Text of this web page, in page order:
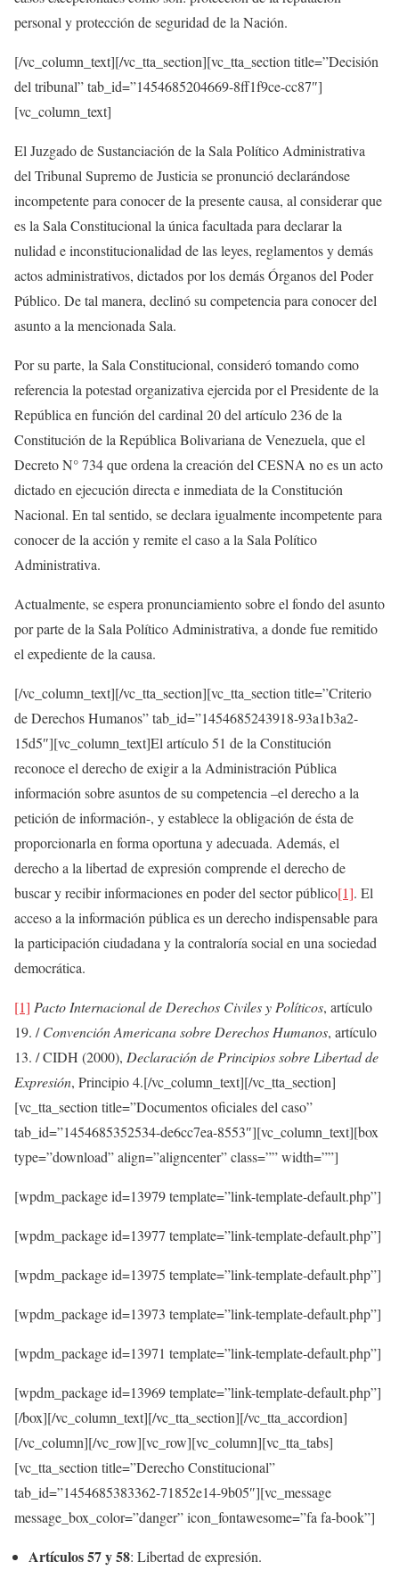
personal y protección de seguridad de la Nación.
[/vc_column_text][/vc_tta_section][vc_tta_section title=”Decisión
del tribunal” tab_id=”1454685204669-8ff1f9ce-cc87″]
[vc_column_text]
El Juzgado de Sustanciación de la Sala Político Administrativa
del Tribunal Supremo de Justicia se pronunció declarándose
incompetente para conocer de la presente causa, al considerar que
es la Sala Constitucional la única facultada para declarar la
nulidad e inconstitucionalidad de las leyes, reglamentos y demás
actos administrativos, dictados por los demás Órganos del Poder
Público. De tal manera, declinó su competencia para conocer del
asunto a la mencionada Sala.
Por su parte, la Sala Constitucional, consideró tomando como
referencia la potestad organizativa ejercida por el Presidente de la
República en función del cardinal 20 del artículo 236 de la
Constitución de la República Bolivariana de Venezuela, que el
Decreto N° 734 que ordena la creación del CESNA no es un acto
dictado en ejecución directa e inmediata de la Constitución
Nacional. En tal sentido, se declara igualmente incompetente para
conocer de la acción y remite el caso a la Sala Político
Administrativa.
Actualmente, se espera pronunciamiento sobre el fondo del asunto
por parte de la Sala Político Administrativa, a donde fue remitido
el expediente de la causa.
[/vc_column_text][/vc_tta_section][vc_tta_section title=”Criterio
de Derechos Humanos” tab_id=”1454685243918-93a1b3a2-
15d5″][vc_column_text]El artículo 51 de la Constitución
reconoce el derecho de exigir a la Administración Pública
información sobre asuntos de su competencia –el derecho a la
petición de información-, y establece la obligación de ésta de
proporcionarla en forma oportuna y adecuada. Además, el
derecho a la libertad de expresión comprende el derecho de
buscar y recibir informaciones en poder del sector público[1]. El
acceso a la información pública es un derecho indispensable para
la participación ciudadana y la contraloría social en una sociedad
democrática.
[1] Pacto Internacional de Derechos Civiles y Políticos, artículo
19. /Convención Americana sobre Derechos Humanos, artículo
13. / CIDH (2000), Declaración de Principios sobre Libertad de
Expresión, Principio 4.[/vc_column_text][/vc_tta_section]
[vc_tta_section title=”Documentos oficiales del caso”
tab_id=”1454685352534-de6cc7ea-8553″][vc_column_text][box
type=”download” align=”aligncenter” class=”” width=””]
[wpdm_package id=13979 template=”link-template-default.php”]
[wpdm_package id=13977 template=”link-template-default.php”]
[wpdm_package id=13975 template=”link-template-default.php”]
[wpdm_package id=13973 template=”link-template-default.php”]
[wpdm_package id=13971 template=”link-template-default.php”]
[wpdm_package id=13969 template=”link-template-default.php”]
[/box][/vc_column_text][/vc_tta_section][/vc_tta_accordion]
[/vc_column][/vc_row][vc_row][vc_column][vc_tta_tabs]
[vc_tta_section title=”Derecho Constitucional”
tab_id=”1454685383362-71852e14-9b05″][vc_message
message_box_color=”danger” icon_fontawesome=”fa fa-book”]
Artículos 57 y 58: Libertad de expresión.